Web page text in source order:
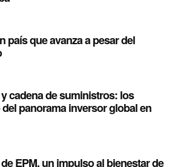
país que avanza a pesar del
cadena de suministros: los
panorama inversor global en
EPM, un impulso al bienestar de